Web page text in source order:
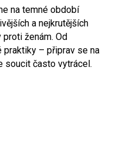
na temné období
a nejkrutějších
ženám. Od
praktiky – připrav se na
soucit často vytrácel.